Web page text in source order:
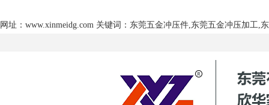
网址：www.xinmeidg.com 关键词：东莞五金冲压件,东莞五金冲压加工